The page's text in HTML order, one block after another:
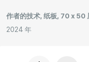
作者的技术, 纸板, 70 x 50
2024 年